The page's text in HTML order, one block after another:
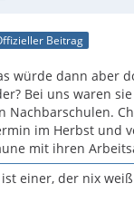
Beitrag
würde dann aber
Bei uns waren
Nachbarschulen.
im Herbst und
mit ihren
einer, der nix